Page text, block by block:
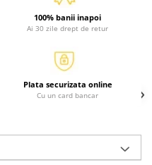
100% banii inapoi
Ai 30 zile drept de retur
Plata securizata online
Cu un card bancar